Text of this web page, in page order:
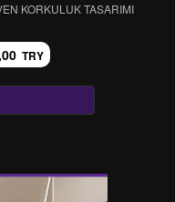
KORKULUK TASARIMI
TRY